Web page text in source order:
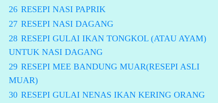
26 RESEPI NASI PAPRIK
27 RESEPI NASI DAGANG
28 RESEPI GULAI IKAN TONGKOL (ATAU AYAM)
UNTUK NASI DAGANG
29 RESEPI MEE BANDUNG MUAR(RESEPI ASLI
MUAR)
30 RESEPI GULAI NENAS IKAN KERING ORANG